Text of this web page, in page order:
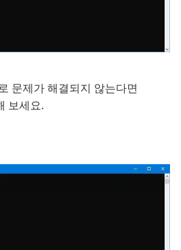
문제가 해결되지 않는다면
보세요.